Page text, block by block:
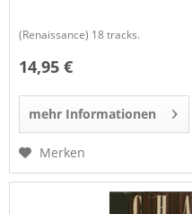
(Renaissance) 18 tracks.
14,95 €
mehr Informationen
Merken